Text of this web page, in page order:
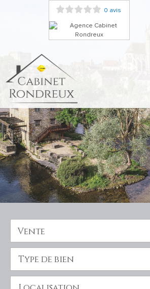
0 avis
Vente